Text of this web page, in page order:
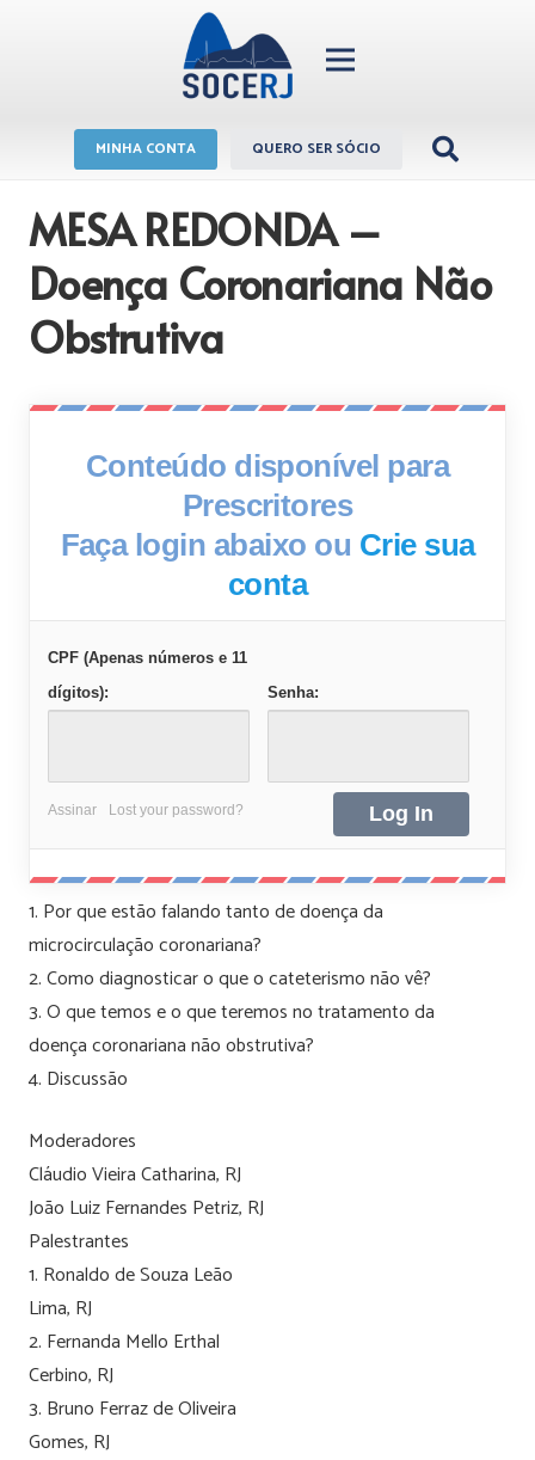
MINHA CONTA QUERO SER SÓCIO
MESA REDONDA –
Doença Coronariana Não
Obstrutiva
Conteúdo disponível para
Prescritores
Faça login abaixo ou Crie sua
conta
CPF (Apenas números e 11
dígitos):
Senha:
Assinar Lost your password?
1. Por que estão falando tanto de doença da
microcirculação coronariana?
2. Como diagnosticar o que o cateterismo não vê?
3. O que temos e o que teremos no tratamento da
doença coronariana não obstrutiva?
4. Discussão
Moderadores
Cláudio Vieira Catharina, RJ
João Luiz Fernandes Petriz, RJ
Palestrantes
1. Ronaldo de Souza Leão
Lima, RJ
2. Fernanda Mello Erthal
Cerbino, RJ
3. Bruno Ferraz de Oliveira
Gomes, RJ